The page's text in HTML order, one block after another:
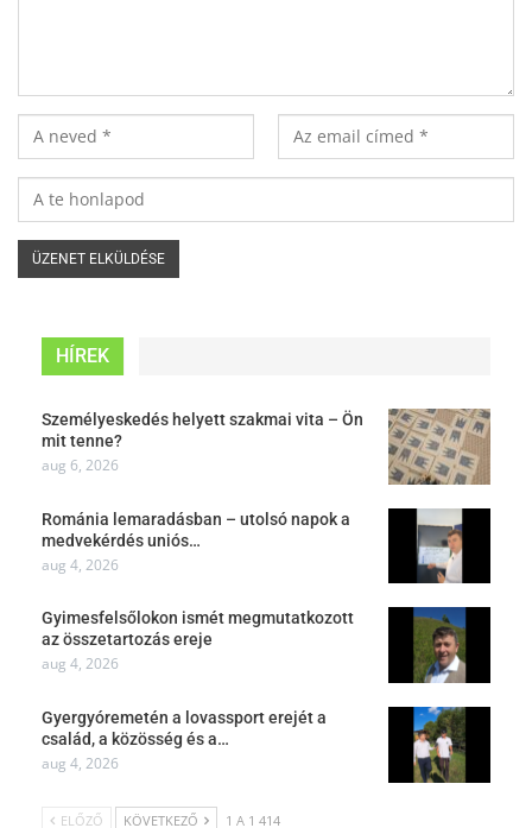
HÍREK
Személyeskedés helyett szakmai vita – Ön
mit tenne?
aug 6, 2026
Románia lemaradásban – utolsó napok a
medvekérdés uniós…
aug 4, 2026
Gyimesfelsőlokon ismét megmutatkozott
az összetartozás ereje
aug 4, 2026
Gyergyóremetén a lovassport erejét a
család, a közösség és a…
aug 4, 2026
ELŐZŐ KÖVETKEZŐ 1 A 1 414